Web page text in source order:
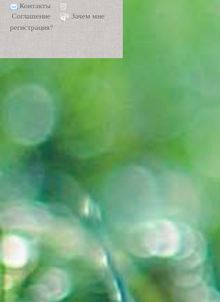
Контакты
Соглашение
Зачем мне
регистрация?